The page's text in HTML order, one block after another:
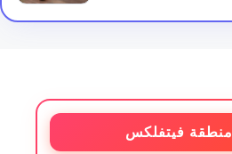
منطقة فيتفلكس